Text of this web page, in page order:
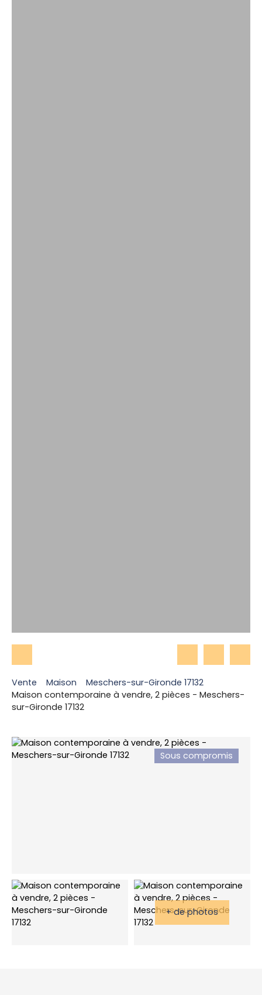
Vente Maison
Meschers-sur-Gironde 17132
Maison contemporaine à vendre, 2 pièces - Meschers-
sur-Gironde 17132
Sous compromis
+ de photos